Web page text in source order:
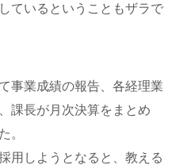
ているということもザラで
事業成績の報告、各経理業
課長が月次決算をまとめ
。
用しようとなると、教える